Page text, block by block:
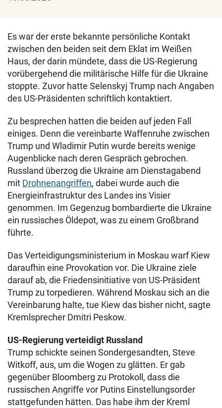
Es war der erste bekannte persönliche Kontakt
zwischen den beiden seit dem Eklat im Weißen
Haus, der darin mündete, dass die US-Regierung
vorübergehend die militärische Hilfe für die Ukraine
stoppte. Zuvor hatte Selenskyj Trump nach Angaben
des US-Präsidenten schriftlich kontaktiert.
Zu besprechen hatten die beiden auf jeden Fall
einiges. Denn die vereinbarte Waffenruhe zwischen
Trump und Wladimir Putin wurde bereits wenige
Augenblicke nach deren Gespräch gebrochen.
Russland überzog die Ukraine am Dienstagabend
mit Drohnenangriffen, dabei wurde auch die
Energieinfrastruktur des Landes ins Visier
genommen. Im Gegenzug bombardierte die Ukraine
ein russisches Öldepot, was zu einem Großbrand
führte.
Das Verteidigungsministerium in Moskau warf Kiew
daraufhin eine Provokation vor. Die Ukraine ziele
darauf ab, die Friedensinitiative von US-Präsident
Trump zu torpedieren. Während Moskau sich an die
Vereinbarung halte, tue Kiew das bisher nicht, sagte
Kremlsprecher Dmitri Peskow.
US-Regierung verteidigt Russland
Trump schickte seinen Sondergesandten, Steve
Witkoff, aus, um die Wogen zu glätten. Er gab
gegenüber Bloomberg zu Protokoll, dass die
russischen Angriffe vor Putins Einstellungsorder
stattgefunden hätten. Das habe ihm der Kreml